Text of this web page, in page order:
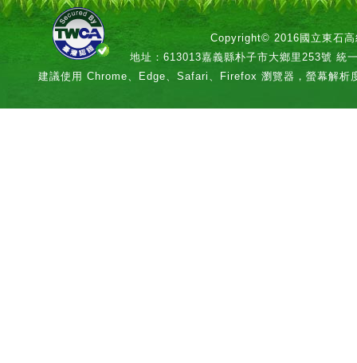
Copyright© 2016國立東石高
地址：613013嘉義縣朴子市大鄉里253號 統
建議使用 Chrome、Edge、Safari、Firefox 瀏覽器，螢幕解